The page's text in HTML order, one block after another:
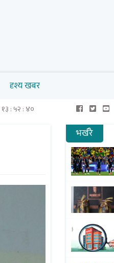
दृश्य खबर
१३ : ५२ : ४०
भर्खरै